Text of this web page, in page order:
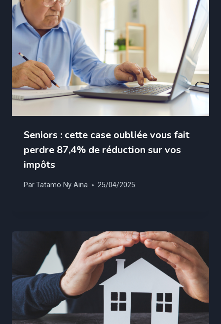
Seniors : cette case oubliée vous fait
perdre 87,4% de réduction sur vos
impôts
ParTatamo Ny Aina 25/04/2025